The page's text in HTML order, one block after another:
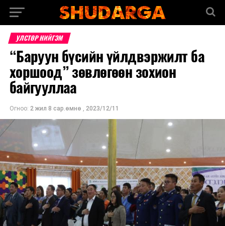
УЛСТӨР НИЙГЭМ
“Баруун бүсийн үйлдвэржилт ба
хоршоод” зөвлөгөөн зохион
байгууллаа
Огноо: 2 жил 8 сар.өмнө , 2023/12/11